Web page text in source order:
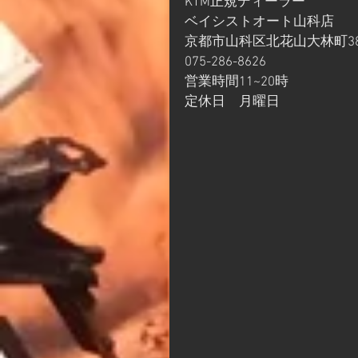
ベイシストオート山科店
京都市山科区北花山大林町
075-286-8626
営業時間11~20時
定休日　月曜日